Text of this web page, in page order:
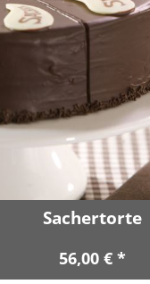
Sachertorte
56,00 € *